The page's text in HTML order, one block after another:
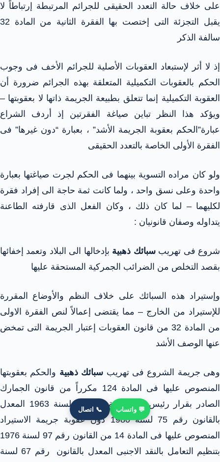
على خلاف حالة التعدد الحقيقى للجرائم المرتبطة إرتباطاً لا
يقبل التجزئة التى إختصت بها الفقرة الثانية من المادة 32
سالفة الذكر
إذ لا أثر لإستبعاد العقوبات الأصلية للجرائم الأخف فى وجوب
الحكم بالعقوبات التكميلية المتعلقة بهذه الجرائم ضرورة أن
العقوبة التكميلية إنما تتعلق بطبيعة الجريمة ذاتها لا بعقوبتها –
ويؤكد هذا النظر تباين صياغة الفقرتين إذ أردف الشراع
عبارة”الحكم بعقوبة الجريمة الأشد” ، بعبارة “دون غيرها” فى
الفقرة الأولى الخاصة بالتعدد الحقيقى
ولو كان مراده التسوية بينهما فى الحكم لجرت صياغتها بعبارة
واحدة وعلى نسق واحد ، ولما كانت ثمة حاجة الى إفراد فقرة
لكليهما – لما كان ذلك ، وكان الفعل الذى قارفته الطاعنة
يتداوله وصفان قانونيان :
شروع فى تهريبسبائك ذهبية بإدخالها الى البلاد وتعمد إخفائها
بقصد التخلص من الضرائب الجمركية المستحقة عليها
وإستيراد هذه السبائك على خلاف النظم والأوضاع المقررة
للإستيراد من الخارج – مما يقتضى إعمالاً لنص الفقرة الاولى
من المادة 32 من قانون العقوبات إعتبار الجريمة التى تمخض
عنها الوصف الأشد
وهى جريمة الشروع فى تهريب سبائك ذهبية والحكم بعقوبتها
المنصوص عليها فى المادة 124 مكرراً من قانون الجمارك
الصادر بقرار رئيس الجمهورية رقم 66 لسنة 1963 المعدل
بالقانون رقم 75 لسنة 1980 دون عقوبة جريمة الاستيراد
المنصوص عليها فى المادة 14 من القانون رقم 97 لسنة 1976
بتنظيم التعامل بالنقد الاجنبى المعدل بالقانون رقم 67 لسنة
💬 واتساب 📞 اتصال